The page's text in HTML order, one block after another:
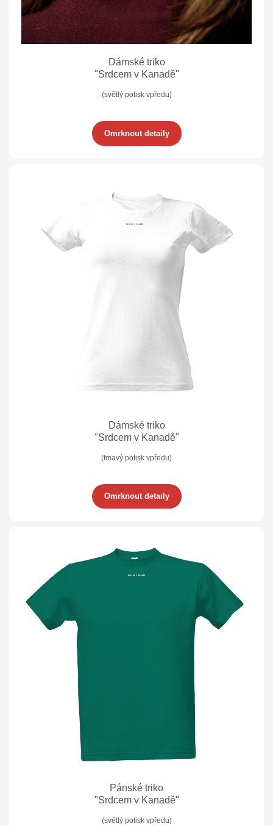
Dámské triko
"Srdcem v Kanadě"
(světlý potisk vpředu)
Omrknout detaily
Dámské triko
"Srdcem v Kanadě"
(tmavý potisk vpředu)
Omrknout detaily
Pánské triko
"Srdcem v Kanadě"
(světlý potisk vpředu)